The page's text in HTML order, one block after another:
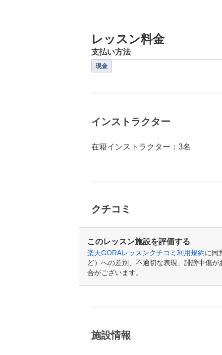
レッスン料金
支払い方法
現金
インストラクター
在籍インストラクター：3名
クチコミ
このレッスン施設を評価する
楽天GORAレッスンクチコミ利用規約に同
ど）への差別、不適切な表現、誹謗中傷
合がございます。
施設情報